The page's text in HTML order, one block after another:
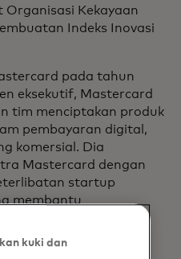
Kekayaan
Indeks Inovasi
pada tahun
eksekutif, Mastercard
tim menciptakan produk
pembayaran digital,
komersial. Dia
Mastercard dengan
startup
membantu
selanjutnya yang
kuki dan